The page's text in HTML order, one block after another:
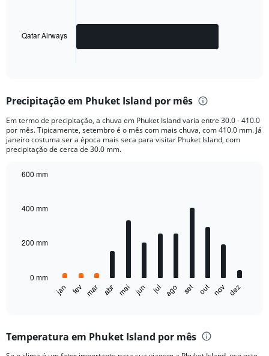
has
Range:
categories.
The
chart
displaying
Qatar Airways
Precipitação em Phuket Island por mês
Em termo de precipitação, a chuva em Phuket Island varia entre 30.0 - 410.0
por mês. Tipicamente, setembro é o mês com mais chuva, com 410.0 mm. Já
janeiro costuma ser a época mais seca para visitar Phuket Island, com
precipitação de cerca de 30.0 mm.
with
The
Range:
jan fev mar abr mai jun jul ago set out nov dez
0 mm
200 mm
400 mm
600 mm
Temperatura em Phuket Island por mês